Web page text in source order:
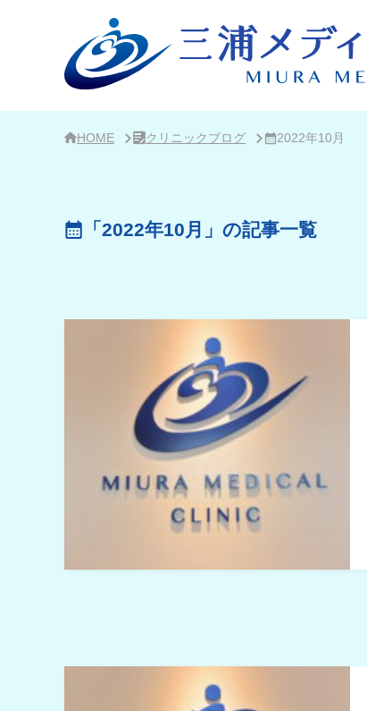
ッ
HOME クリニックブログ 2022年10月
「2022年10月」の記事一覧